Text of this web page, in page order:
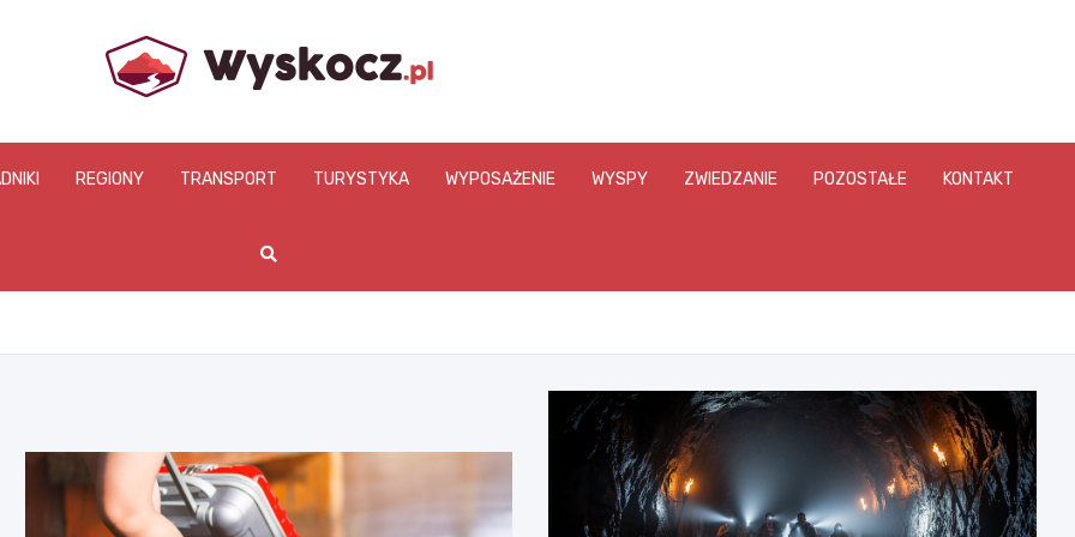
www.wyskocz.pl
REGIONY TRANSPORT TURYSTYKA WYPOSAŻENIE WYSPY ZWIEDZANIE POZOSTAŁE KONTAKT